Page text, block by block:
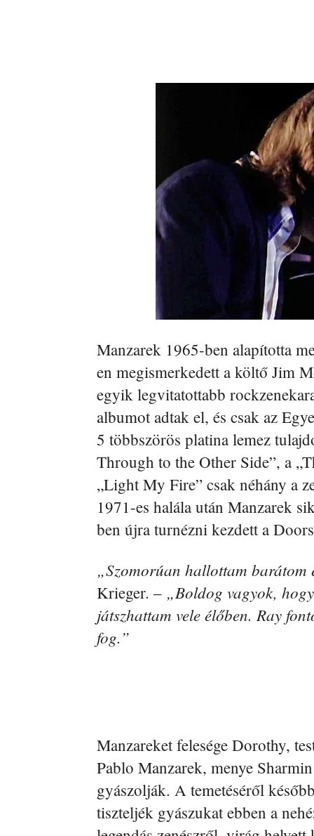
Manzarek 1965-ben alapította
en megismerkedett a költő Jim
egyik legvitatottabb
albumot adtak el, és csak az
5 többszörös platina lemez
Through to the Other Side”, a
„Light My Fire” csak néhány a
1971-es halála után Manzarek
ben újra turnézni kezdett a
„Szomorúan hallottam
Krieger. – „Boldog vagyok,
játszhattam vele élőben. Ray
fog.”
Manzareket felesége Dorothy,
Pablo Manzarek, menye
gyászolják. A temetéséről
tiszteljék gyászukat ebben a